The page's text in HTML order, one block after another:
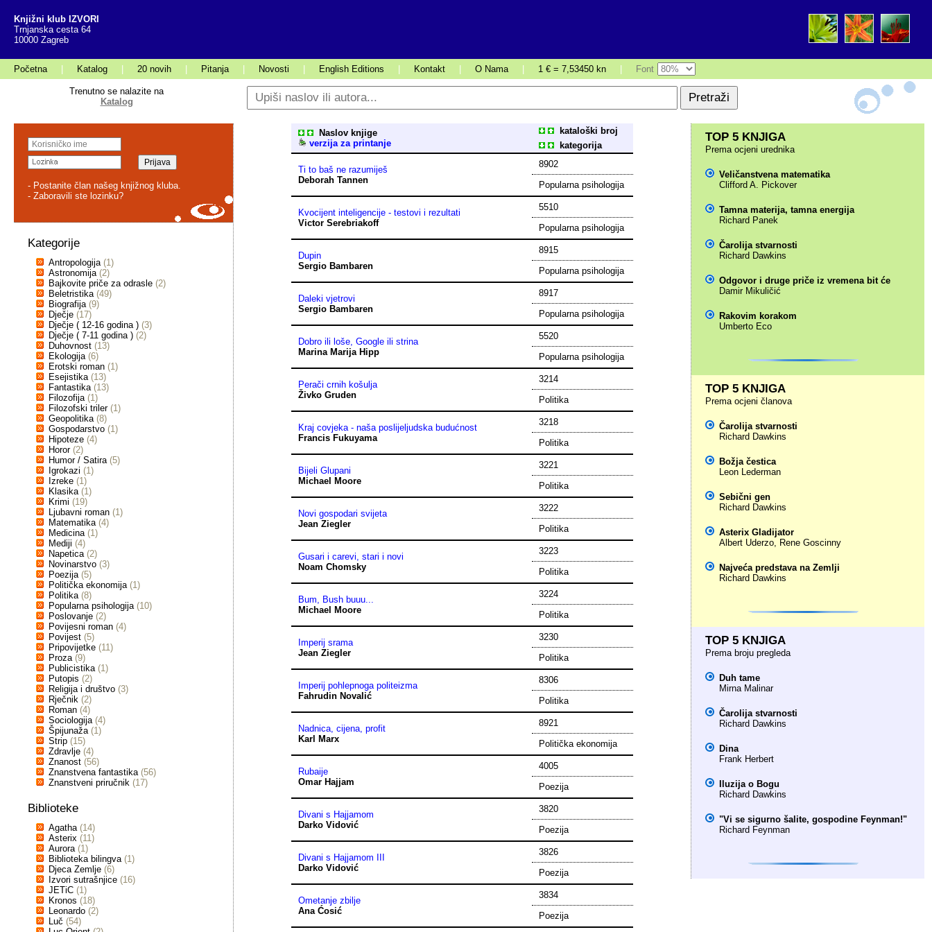
Knjižni klub IZVORI
Trnjanska cesta 64
10000 Zagreb
Početna Katalog 20 novih Pitanja Novosti English Editions Kontakt O Nama 1 € = 7,53450 kn Font
Trenutno se nalazite na
Katalog
- Postanite član našeg knjižnog kluba.
- Zaboravili ste lozinku?
Kategorije
Antropologija (1)
Astronomija (2)
Bajkovite priče za odrasle (2)
Beletristika (49)
Biografija (9)
Dječje (17)
Dječje ( 12-16 godina ) (3)
Dječje ( 7-11 godina ) (2)
Duhovnost (13)
Ekologija (6)
Erotski roman (1)
Esejistika (13)
Fantastika (13)
Filozofija (1)
Filozofski triler (1)
Geopolitika (8)
Gospodarstvo (1)
Hipoteze (4)
Horor (2)
Humor / Satira (5)
Igrokazi (1)
Izreke (1)
Klasika (1)
Krimi (19)
Ljubavni roman (1)
Matematika (4)
Medicina (1)
Mediji (4)
Napetica (2)
Novinarstvo (3)
Poezija (5)
Politička ekonomija (1)
Politika (8)
Popularna psihologija (10)
Poslovanje (2)
Povijesni roman (4)
Povijest (5)
Pripovijetke (11)
Proza (9)
Publicistika (1)
Putopis (2)
Religija i društvo (3)
Rječnik (2)
Roman (4)
Sociologija (4)
Špijunaža (1)
Strip (15)
Zdravlje (4)
Znanost (56)
Znanstvena fantastika (56)
Znanstveni priručnik (17)
Biblioteke
Agatha (14)
Asterix (11)
Aurora (1)
Biblioteka bilingva (1)
Djeca Zemlje (6)
Izvori sutrašnjice (16)
JETiC (1)
Kronos (18)
Leonardo (2)
Luč (54)
Naslov knjige
verzija za printanje
kataloški broj
kategorija
Ti to baš ne razumiješ
Deborah Tannen
8902
Popularna psihologija
Kvocijent inteligencije - testovi i rezultati
Victor Serebriakoff
5510
Popularna psihologija
Dupin
Sergio Bambaren
8915
Popularna psihologija
Daleki vjetrovi
Sergio Bambaren
8917
Popularna psihologija
Dobro ili loše, Google ili strina
Marina Marija Hipp
5520
Popularna psihologija
Perači crnih košulja
Živko Gruden
3214
Politika
Kraj covjeka - naša poslijeljudska budućnost
Francis Fukuyama
3218
Politika
Bijeli Glupani
Michael Moore
3221
Politika
Novi gospodari svijeta
Jean Ziegler
3222
Politika
Gusari i carevi, stari i novi
Noam Chomsky
3223
Politika
Bum, Bush buuu...
Michael Moore
3224
Politika
Imperij srama
Jean Ziegler
3230
Politika
Imperij pohlepnoga politeizma
Fahrudin Novalić
8306
Politika
Nadnica, cijena, profit
Karl Marx
8921
Politička ekonomija
Rubaije
Omar Hajjam
4005
Poezija
Divani s Hajjamom
Darko Vidović
3820
Poezija
Divani s Hajjamom III
Darko Vidović
3826
Poezija
Ometanje zbilje
Ana Ćosić
3834
Poezija
TOP 5 KNJIGA
Prema ocjeni urednika
Veličanstvena matematika
Clifford A. Pickover
Tamna materija, tamna energija
Richard Panek
Čarolija stvarnosti
Richard Dawkins
Odgovor i druge priče iz vremena bit će
Damir Mikuličić
Rakovim korakom
Umberto Eco
TOP 5 KNJIGA
Prema ocjeni članova
Čarolija stvarnosti
Richard Dawkins
Božja čestica
Leon Lederman
Sebični gen
Richard Dawkins
Asterix Gladijator
Albert Uderzo, Rene Goscinny
Najveća predstava na Zemlji
Richard Dawkins
TOP 5 KNJIGA
Prema broju pregleda
Duh tame
Mirna Malinar
Čarolija stvarnosti
Richard Dawkins
Dina
Frank Herbert
Iluzija o Bogu
Richard Dawkins
"Vi se sigurno šalite, gospodine Feynman!"
Richard Feynman